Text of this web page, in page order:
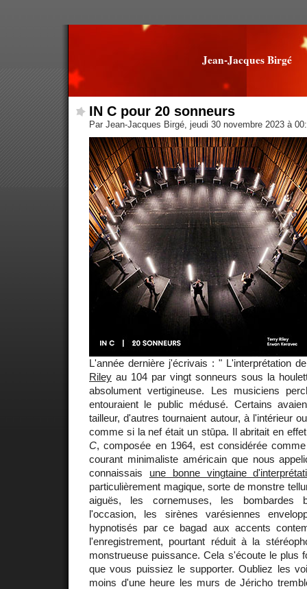
Jean-Jacques Birgé
IN C pour 20 sonneurs
Par Jean-Jacques Birgé, jeudi 30 novembre 2023 à
L'année dernière j'écrivais : " L'interprétation
Riley au 104 par vingt sonneurs sous la
absolument vertigineuse. Les musiciens
entouraient le public médusé. Certains
tailleur, d'autres tournaient autour, à l'intérieur
comme si la nef était un stūpa. Il abritait en
C, composée en 1964, est considérée
courant minimaliste américain que nous
connaissais une bonne vingtaine
particulièrement magique, sorte de monstre
aiguës, les cornemuses, les bombardes
l'occasion, les sirènes varésiennes
hypnotisés par ce bagad aux accents
l'enregistrement, pourtant réduit à la
monstrueuse puissance. Cela s'écoute le plus
que vous puissiez le supporter. Oubliez les
moins d'une heure les murs de Jéricho